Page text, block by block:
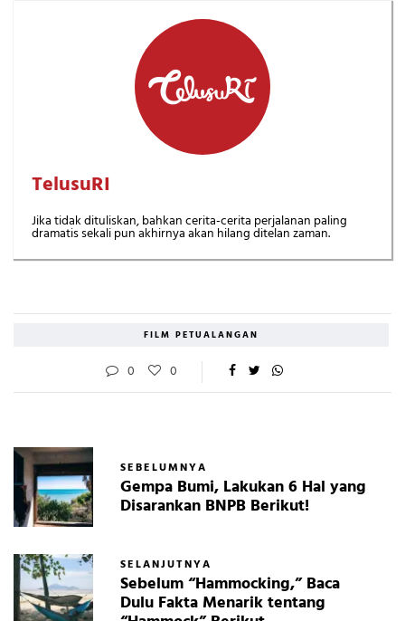
TelusuRI
Jika tidak dituliskan, bahkan cerita-cerita perjalanan paling
dramatis sekali pun akhirnya akan hilang ditelan zaman.
FILM PETUALANGAN
0 0
SEBELUMNYA
Gempa Bumi, Lakukan 6 Hal yang
Disarankan BNPB Berikut!
SELANJUTNYA
Sebelum “Hammocking,” Baca
Dulu Fakta Menarik tentang